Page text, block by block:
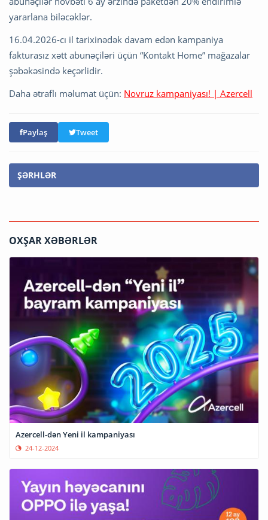
yararlana biləcəklər.
16.04.2026-cı il tarixinədək davam edən kampaniya
fakturasız xətt abunəçiləri üçün “Kontakt Home” mağazalar
şəbəkəsində keçərlidir.
Daha ətraflı məlumat üçün: Novruz kampaniyası! | Azercell
Paylaş Tweet
ŞƏRHLƏR
OXŞAR XƏBƏRLƏR
Azercell-dən Yeni il kampaniyası
24-12-2024